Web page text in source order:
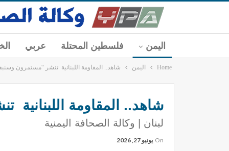
اليمن فلسطين المحتلة عربي
Home اليمن شاهد.. المقاومة اللبنانية تنشر “مستمرون
شاهد.. المقاومة
لبنان | وكالة الصحافة اليمنية
On يونيو 27, 2026